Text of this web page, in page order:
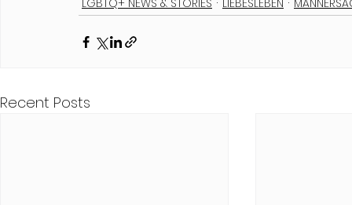
LGBTQ+ NEWS & STORIES LIEBESLEBEN
Recent Posts